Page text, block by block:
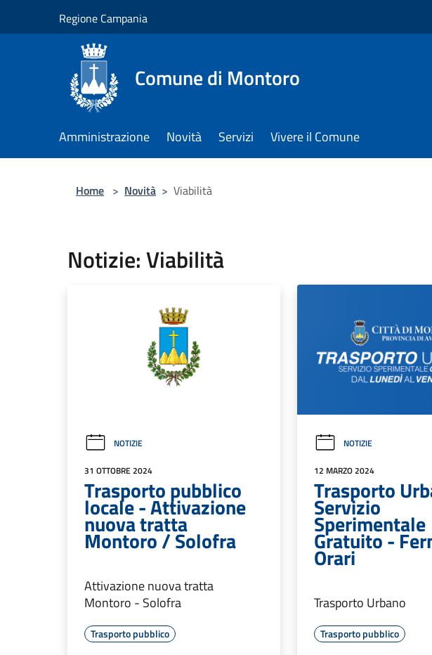
Regione Campania
Comune di Montoro
Amministrazione Novità Servizi Vivere il Comune
Home > Novità > Viabilità
Notizie: Viabilità
NOTIZIE
31 OTTOBRE 2024
Trasporto pubblico
locale - Attivazione
nuova tratta
Montoro / Solofra
Attivazione nuova tratta
Montoro - Solofra
Trasporto pubblico
NOTIZIE
12 MARZO 2024
Trasporto
Servizio
Sperimentale
Gratuito -
Orari
Trasporto Urbano
Trasporto pubblico